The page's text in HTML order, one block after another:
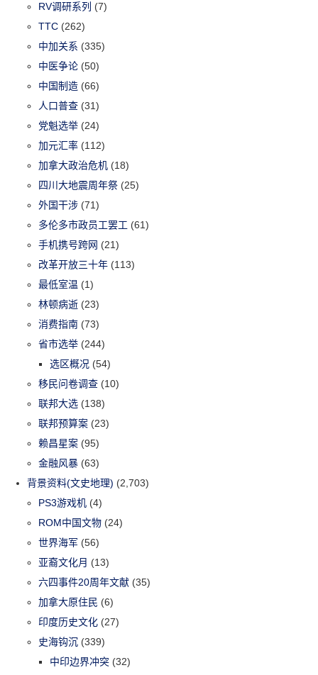
RV调研系列 (7)
TTC (262)
中加关系 (335)
中医争论 (50)
中国制造 (66)
人口普查 (31)
党魁选举 (24)
加元汇率 (112)
加拿大政治危机 (18)
四川大地震周年祭 (25)
外国干涉 (71)
多伦多市政员工罢工 (61)
手机携号跨网 (21)
改革开放三十年 (113)
最低室温 (1)
林顿病逝 (23)
消费指南 (73)
省市选举 (244)
选区概况 (54)
移民问卷调查 (10)
联邦大选 (138)
联邦预算案 (23)
赖昌星案 (95)
金融风暴 (63)
背景资料(文史地理) (2,703)
PS3游戏机 (4)
ROM中国文物 (24)
世界海军 (56)
亚裔文化月 (13)
六四事件20周年文献 (35)
加拿大原住民 (6)
印度历史文化 (27)
史海钩沉 (339)
中印边界冲突 (32)